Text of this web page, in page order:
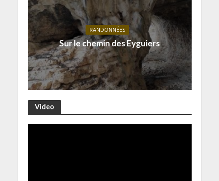
RANDONNÉES
Sur le chemin des Eyguiers
Video